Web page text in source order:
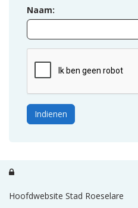
Naam:
Indienen

Hoofdwebsite Stad Roeselare